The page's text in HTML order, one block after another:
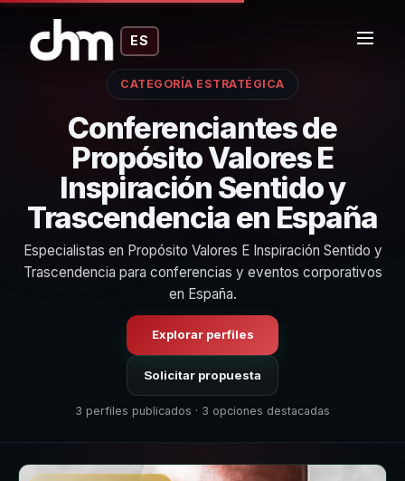
ES
CATEGORÍA ESTRATÉGICA
Conferenciantes de
Propósito Valores E
Inspiración Sentido y
Trascendencia en España
Especialistas en Propósito Valores E Inspiración Sentido y
Trascendencia para conferencias y eventos corporativos
en España.
Explorar perfiles
Solicitar propuesta
3 perfiles publicados · 3 opciones destacadas